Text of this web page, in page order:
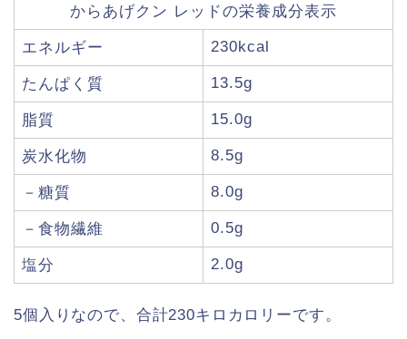
からあげクン レッドの栄養成分表示
エネルギー 230kcal
たんぱく質 13.5g
脂質 15.0g
炭水化物 8.5g
－糖質 8.0g
－食物繊維 0.5g
塩分 2.0g
5個入りなので、合計230キロカロリーです。